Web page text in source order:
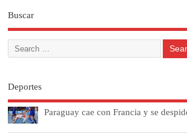
Buscar
Deportes
Paraguay cae con Francia y se